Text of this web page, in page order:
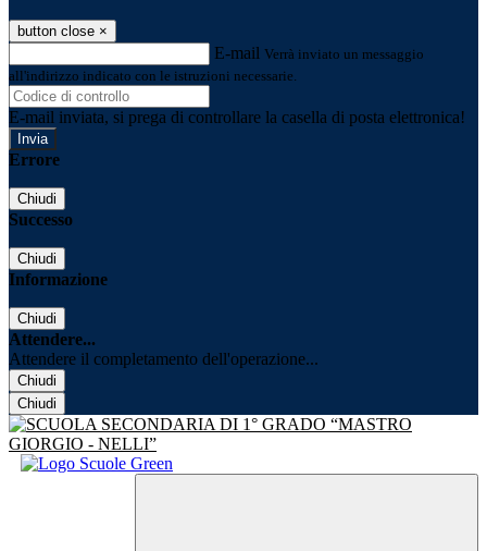
button close ×
E-mail Verrà inviato un messaggio
all'indirizzo indicato con le istruzioni necessarie.
E-mail inviata, si prega di controllare la casella di posta elettronica!
Errore
Chiudi
Successo
Chiudi
Informazione
Chiudi
Attendere...
Attendere il completamento dell'operazione...
Chiudi
Chiudi